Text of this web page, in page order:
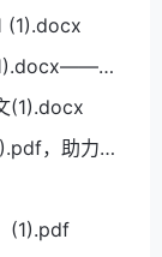
(1).docx
小
(1).docx
，助力小
(1).pdf